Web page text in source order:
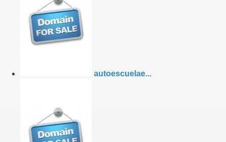
autoescuelae...